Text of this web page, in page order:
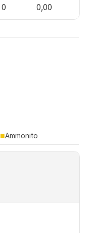
0 0,00
■Ammonito